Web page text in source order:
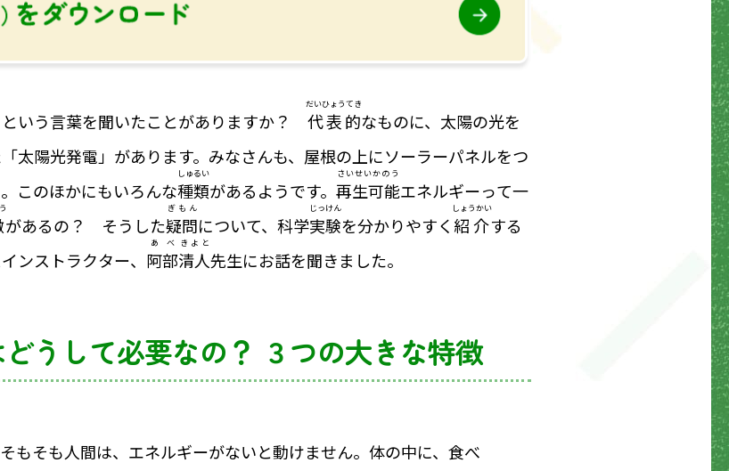
いう言葉を聞いたことがありますか？ 代表的
だいひょうてき
なものに、太陽の光を
太陽光発電」があります。みなさんも、屋根の上にソーラーパネルをつ
このほかにもいろんな種類
しゅるい
があるようです。 再生可能
さいせいかのう
エネルギーって一
があるの？ そうした疑問
ぎもん
について、科学実験
じっけん
を分かりやすく 紹介
しょうかい
する
ンストラクター、 阿部
あべ
清人
きよと
先生にお話を聞きました。
うして必要なの？ ３つの大きな特徴
そもそも人間は、エネルギーがないと動けません。体の中に、食べ